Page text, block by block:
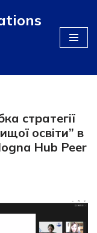
стратегії
освіти” в
Hub Peer